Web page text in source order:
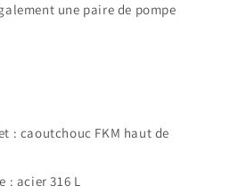
une paire de pompe
: caoutchouc FKM haut de
: acier 316 L